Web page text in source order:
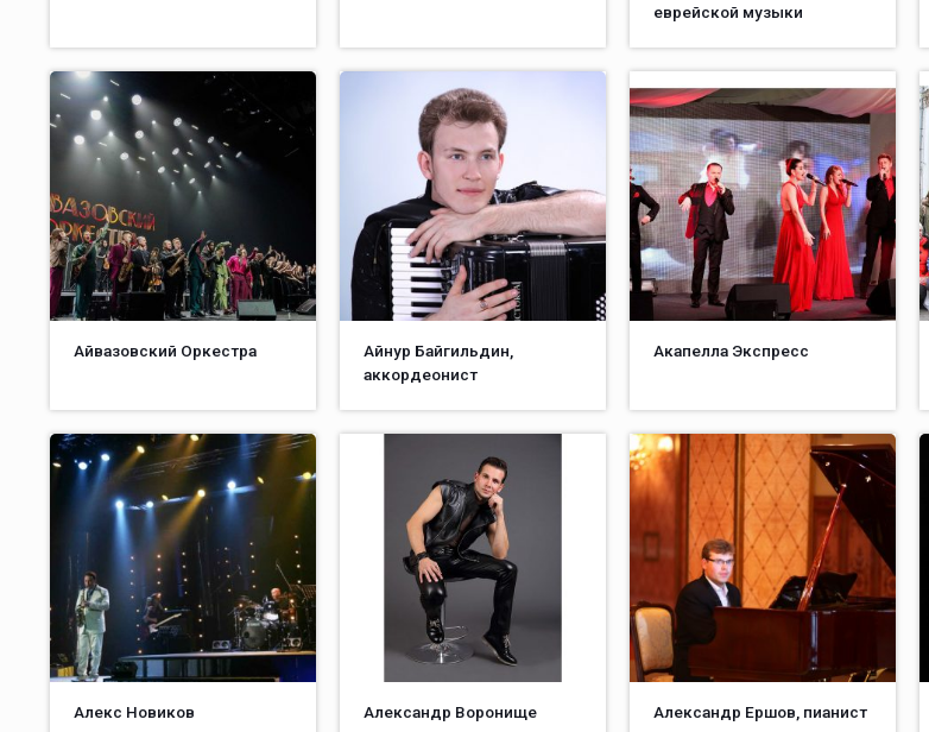
еврейской музыки
Айвазовский Оркестра
Айнур Байгильдин,
аккордеонист
Акапелла Экспресс
Алекс Новиков Александр Воронище Александр Ершов, пианист